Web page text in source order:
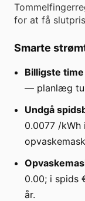
for at få
Smarte
Billigste time
— planlæg
Undgå
0.0077 /
0.00; i spids
år.